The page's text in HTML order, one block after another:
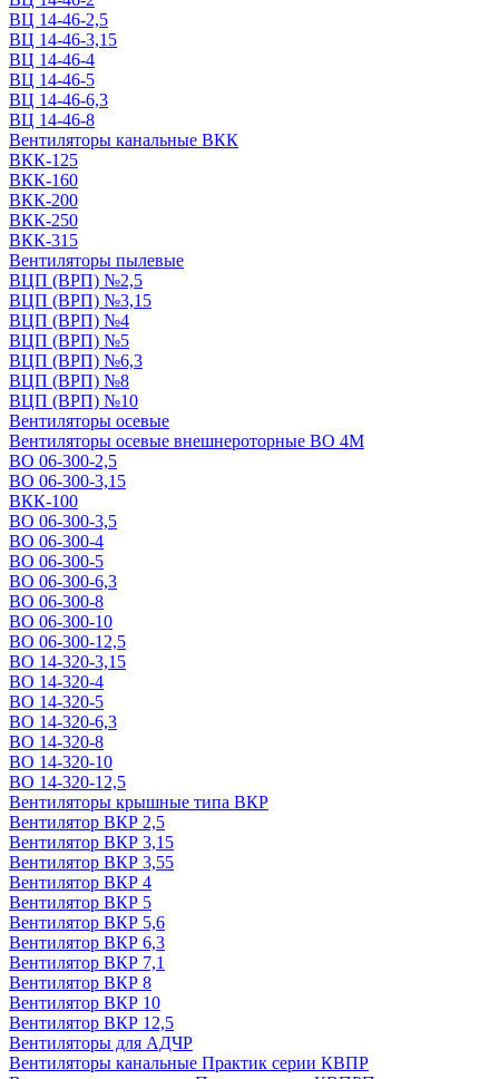
ВЦ 14-46-2,5
ВЦ 14-46-3,15
ВЦ 14-46-4
ВЦ 14-46-5
ВЦ 14-46-6,3
ВЦ 14-46-8
Вентиляторы канальные ВКК
ВКК-125
ВКК-160
ВКК-200
ВКК-250
ВКК-315
Вентиляторы пылевые
ВЦП (ВРП) №2,5
ВЦП (ВРП) №3,15
ВЦП (ВРП) №4
ВЦП (ВРП) №5
ВЦП (ВРП) №6,3
ВЦП (ВРП) №8
ВЦП (ВРП) №10
Вентиляторы осевые
Вентиляторы осевые внешнероторные ВО 4М
ВО 06-300-2,5
ВО 06-300-3,15
ВКК-100
ВО 06-300-3,5
ВО 06-300-4
ВО 06-300-5
ВО 06-300-6,3
ВО 06-300-8
ВО 06-300-10
ВО 06-300-12,5
ВО 14-320-3,15
ВО 14-320-4
ВО 14-320-5
ВО 14-320-6,3
ВО 14-320-8
ВО 14-320-10
ВО 14-320-12,5
Вентиляторы крышные типа ВКР
Вентилятор ВКР 2,5
Вентилятор ВКР 3,15
Вентилятор ВКР 3,55
Вентилятор ВКР 4
Вентилятор ВКР 5
Вентилятор ВКР 5,6
Вентилятор ВКР 6,3
Вентилятор ВКР 7,1
Вентилятор ВКР 8
Вентилятор ВКР 10
Вентилятор ВКР 12,5
Вентиляторы для АДЧР
Вентиляторы канальные Практик серии КВПР